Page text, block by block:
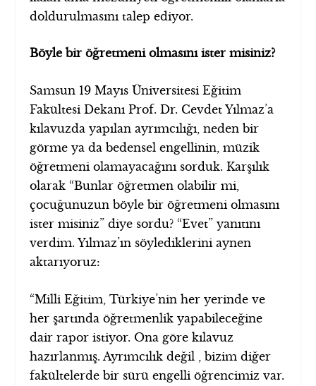
doldurulmasını talep ediyor.
Böyle bir öğretmeni olmasını ister misiniz?
Samsun 19 Mayıs Üniversitesi Eğitim
Fakültesi Dekanı Prof. Dr. Cevdet Yılmaz’a
kılavuzda yapılan ayrımcılığı, neden bir
görme ya da bedensel engellinin, müzik
öğretmeni olamayacağını sorduk. Karşılık
olarak “Bunlar öğretmen olabilir mi,
çocuğunuzun böyle bir öğretmeni olmasını
ister misiniz” diye sordu? “Evet” yanıtını
verdim. Yılmaz’ın söylediklerini aynen
aktarıyoruz:
“Milli Eğitim, Türkiye’nin her yerinde ve
her şartında öğretmenlik yapabileceğine
dair rapor istiyor. Ona göre kılavuz
hazırlanmış. Ayrımcılık değil , bizim diğer
fakültelerde bir sürü engelli öğrencimiz var.